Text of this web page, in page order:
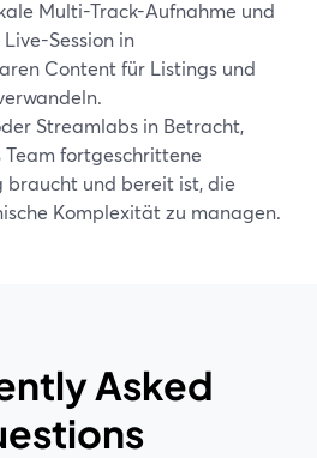
Multi-Track-Aufnahme und
Session in
Content für Listings und
Streamlabs in Betracht,
Team fortgeschrittene
braucht und bereit ist, die
Komplexität zu managen.
Asked